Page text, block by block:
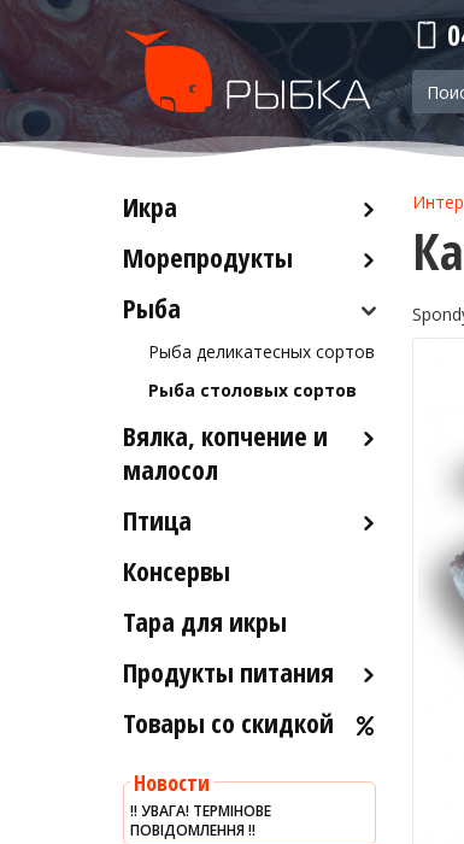
Икра
Красная икра
Морепродукты
Кальмары
Осьминоги
Крабы
Лобстеры / Омары
Морской коктейль
Морские ежи
Улитки
Устрицы
Рыба
Рыба деликатесных сортов
Рыба столовых сортов
Вялка, копчение и
малосол
Икра вяленая
Рыба слабосоленая
Рыба холодного и
Птица
Индейка
Консервы
Тара для икры
Продукты питания
Оливковое масло
Уксус
Сыры
Товары со скидкой
Новости
‼️ УВАГА! ТЕРМІНОВЕ
ПОВІДОМЛЕННЯ ‼️